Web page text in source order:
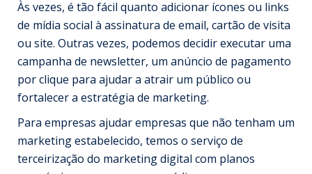
Às vezes, é tão fácil quanto adicionar ícones ou links
de mídia social à assinatura de email, cartão de visita
ou site. Outras vezes, podemos decidir executar uma
campanha de newsletter, um anúncio de pagamento
por clique para ajudar a atrair um público ou
fortalecer a estratégia de marketing.
Para empresas ajudar empresas que não tenham um
marketing estabelecido, temos o serviço de
terceirização do marketing digital com planos